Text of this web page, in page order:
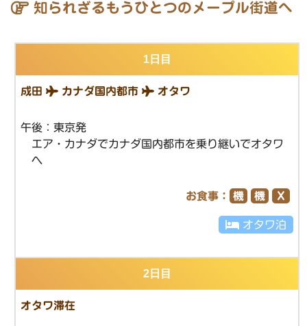
知られざるもうひとつのメープル街道へ
1日目
成田 カナダ国内都市 オタワ
午後：東京発
エア・カナダでカナダ国内都市を乗り継いでオタワ
へ
お食事： 機 機 Ｘ
オタワ泊
2日目
オタワ滞在